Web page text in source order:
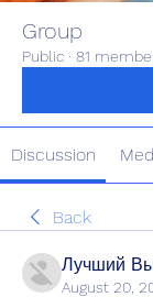
Group
Public · 81
Discussion
Back
Лучший
August 20,